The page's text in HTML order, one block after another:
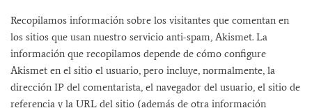
Recopilamos información sobre los visitantes que comentan en
los sitios que usan nuestro servicio anti-spam, Akismet. La
información que recopilamos depende de cómo configure
Akismet en el sitio el usuario, pero incluye, normalmente, la
dirección IP del comentarista, el navegador del usuario, el sitio de
referencia y la URL del sitio (además de otra información